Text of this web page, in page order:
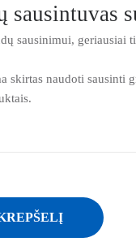
sausinimui, geriausiai
skirtas naudoti sausinti